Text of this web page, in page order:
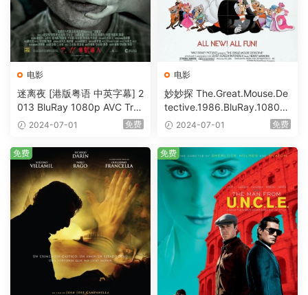
电影
迷离夜 [港版粤语 中英字幕] 2
013 BluRay 1080p AVC Tru
eHD5.1 [BDISO 22.64GB]
2024-07-01 免费
电影
妙妙探 The.Great.Mouse.De
tective.1986.BluRay.1080p.
AVC.DTS-HD.MA.5.1-HDHo
2024-07-01 免费
免费 免费